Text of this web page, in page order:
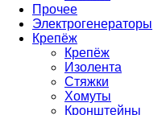
Прочее
Электрогенераторы
Крепёж
Крепёж
Изолента
Стяжки
Хомуты
Кронштейны